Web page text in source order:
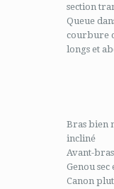
section
Queue
courbure
longs et
Bras bien
incliné
Avant-
Genou sec
Canon